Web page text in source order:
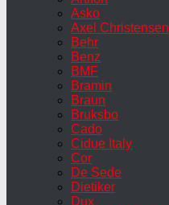
Asko
Axel Christensen
Behr
Benz
BMF
Bramin
Braun
Bruksbo
Cado
Cidue Italy
Cor
De Sede
Dietiker
Dux